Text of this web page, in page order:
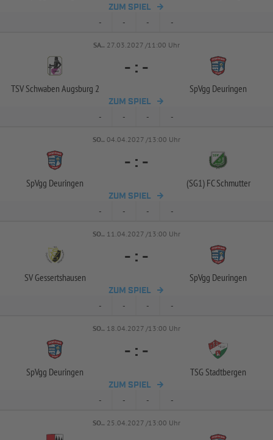
ZUM SPIEL
- - - -
SA.. 27.03.2027 /11:00 Uhr
TSV Schwaben Augsburg 2
- : -
SpVgg Deuringen
ZUM SPIEL
- - - -
SO.. 04.04.2027 /13:00 Uhr
SpVgg Deuringen
- : -
(SG1) FC Schmutter
ZUM SPIEL
- - - -
SO.. 11.04.2027 /13:00 Uhr
SV Gessertshausen
- : -
SpVgg Deuringen
ZUM SPIEL
- - - -
SO.. 18.04.2027 /13:00 Uhr
SpVgg Deuringen
- : -
TSG Stadtbergen
ZUM SPIEL
- - - -
SO.. 25.04.2027 /13:00 Uhr